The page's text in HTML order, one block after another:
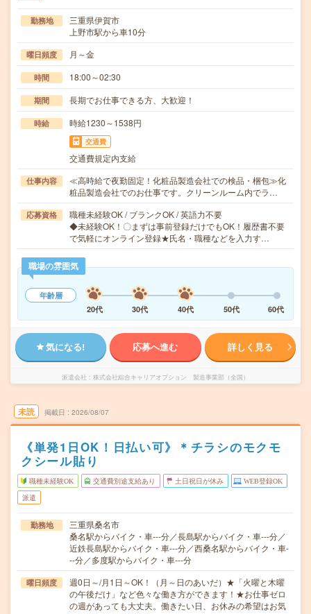
勤務地
三重県伊賀市
上野市駅から車10分
曜日頻度 月～金
時間 18:00～02:30
期間 長期でお仕事できる方、大歓迎！
時給 時給1230～1538円
交通費
交通費規定内支給
仕事内容
≪高時給で夜勤固定！化粧品製造会社での検品・梱包≫化
粧品製造会社でのお仕事です。クリーンルーム内でラ…
応募資格
職種未経験OK / ブランクOK / 英語力不要
◆未経験OK！〇まずは事前登録だけでもOK！履歴書不要
で気軽にオンライン登録★氏名・職種などを入力す…
職場の雰囲気
年齢層
20代
30代 40代 50代 60代
気になる! 応募へ進む 詳しく見る
派遣会社 株式会社綜合キャリアオプション 製造事業部（全国）
未読 掲載日 2026/08/07
《単発1日OK！日払い可》＊チラシのモクモ
クシール貼り
職種未経験OK 交通費別途支給あり 土日祝日が休み WEB登録OK
派遣
勤務地
三重県桑名市
桑名駅からバイク・車---分／長島駅からバイク・車---分／
近鉄長島駅からバイク・車---分／西桑名駅からバイク・車-
--分／多度駅からバイク・車---分
曜日頻度
週0日～/月1日～OK！（月～日のあいだ）★「火曜と木曜
の午後だけ」など色々な働き方ができます！★お仕事ゼロ
の週があっても大丈夫。働きたい日、お休みの希望はお気